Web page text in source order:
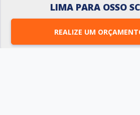
LIMA PARA OSSO
Rio de Janeiro